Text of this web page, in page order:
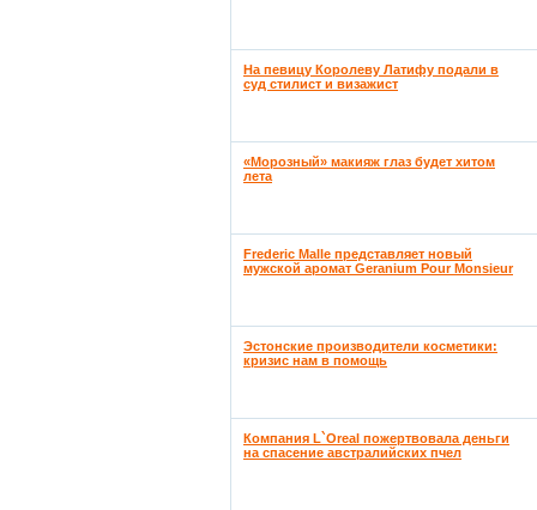
На певицу Королеву Латифу подали в
суд стилист и визажист
«Морозный» макияж глаз будет хитом
лета
Frederic Malle представляет новый
мужской аромат Geranium Pour Monsieur
Эстонские производители косметики:
кризис нам в помощь
Компания L`Oreal пожертвовала деньги
на спасение австралийских пчел